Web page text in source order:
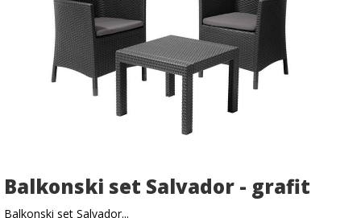
Balkonski set Salvador - grafit
Balkonski set Salvador...